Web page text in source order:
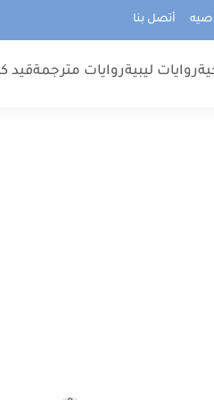
أتصل بنا
روايات ليبيةروايات مترجمةقيد